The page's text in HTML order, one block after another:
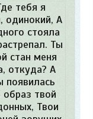
тебя я
одинокий, А
стояла
Ты
стан меня
откуда? А
твой
Твои